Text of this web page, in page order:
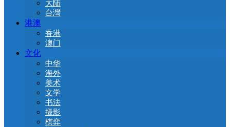
大陆
台灣
港澳
香港
澳门
文化
中华
海外
美术
文学
书法
摄影
棋弈